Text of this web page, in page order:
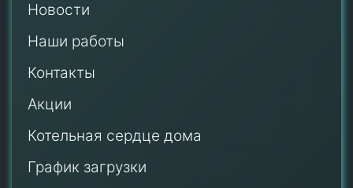
Новости
Наши работы
Контакты
Акции
Котельная сердце дома
График загрузки